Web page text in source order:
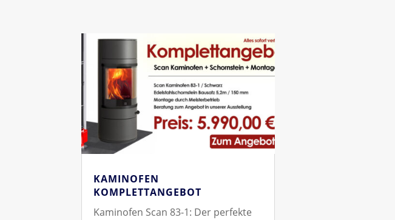
KAMINOFEN
KOMPLETTANGEBOT
Kaminofen Scan 83-1: Der perfekte